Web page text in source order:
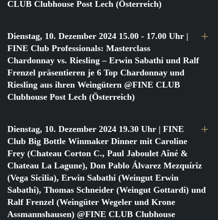
CLUB Clubhouse Post Lech (Österreich)
Dienstag, 10. Dezember 2024 15.00 - 17.00 Uhr |
FINE Club Professionals: Masterclass
Chardonnay vs. Riesling – Erwin Sabathi und Ralf
Frenzel präsentieren je 6 Top Chardonnay und
Riesling aus ihren Weingütern @FINE CLUB
Clubhouse Post Lech (Österreich)
Dienstag, 10. Dezember 2024 19.30 Uhr | FINE
Club Big Bottle Winmaker Dinner mit Caroline
Frey (Chateau Corton C., Paul Jaboulet Aîné &
Chateau La Lagune), Don Pablo Álvarez Mezquíriz
(Vega Sicilia), Erwin Sabathi (Weingut Erwin
Sabathi), Thomas Schneider (Weingut Gottardi) und
Ralf Frenzel (Weingüter Wegeler und Krone
Assmannshausen) @FINE CLUB Clubhouse